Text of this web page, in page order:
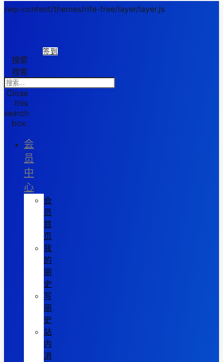
/wp-content/themes/rife-free/layer/layer.js
签到
搜索
搜索
Close
this
search
box.
会
员
中
心
会
员
首
页
我
的
丽
史
写
丽
史
站
内
消